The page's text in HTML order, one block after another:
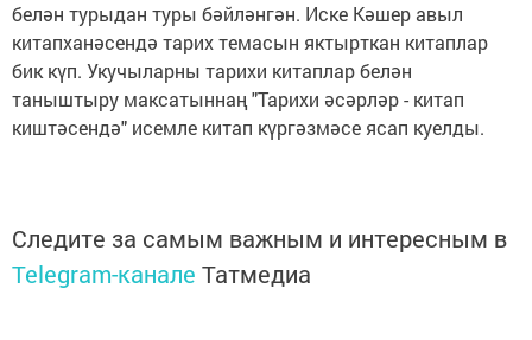
белән турыдан туры бәйләнгән. Иске Кәшер авыл
китапханәсендә тарих темасын яктырткан китаплар
бик күп. Укучыларны тарихи китаплар белән
таныштыру максатыннаң "Тарихи әсәрләр - китап
киштәсендә" исемле китап күргәзмәсе ясап куелды.
Следите за самым важным и интересным в
Telegram-канале Татмедиа